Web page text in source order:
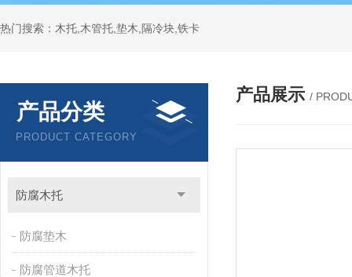
热门搜索：木托,木管托,垫木,隔冷块,铁卡
产品分类
PRODUCT CATEGORY
防腐木托
防腐垫木
防腐管道木托
产品展示 /